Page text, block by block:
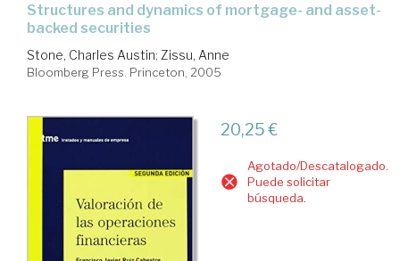
structures and dynamics of mortgage- and asset-
backed securities
Stone, Charles Austin; Zissu, Anne
Bloomberg Press. Princeton, 2005
20,25 €
Agotado/Descatalogado.
Puede solicitar
búsqueda.